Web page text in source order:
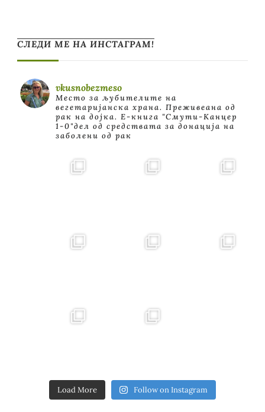
СЛЕДИ МЕ НА ИНСТАГРАМ!
vkusnobezmeso
Место за љубителите на
вегетаријанска храна. Преживеана од
рак на дојка. E-книга "Смути-Канцер
1-0"дел од средствата за донација на
заболени од рак
Load More Follow on Instagram